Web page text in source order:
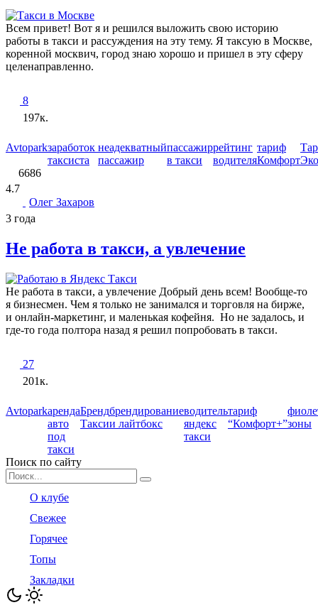
Всем привет! Вот я и решился выложить свою историю
работы в такси и рассуждения на эту тему. Я таксую в Москве,
коренной москвич, город знаю хорошо и пришел в эту сферу
целенаправленно.
8
197к.
Avtoparkзаработок
таксиста
неадекватный
пассажир
пассажир
в такси
рейтинг
водителя
тариф
Комфорт
6686
4.7
Олег Захаров
3 года
Не работа в такси, а увлечение
Не работа в такси, а увлечение Добрый день всем! Вообще-то
я бизнесмен. Чем я только не занимался и торговля на бирже,
и онлайн-маркетинг, и маленькая кофейня. Но не задалось, и
где-то года полтора назад я решил попробовать в такси.
27
201к.
Avtoparkаренда
авто
под
такси
Бренд
Такси
брендирование
и лайтбокс
водитель
яндекс
такси
тариф
“Комфорт+”зоны
Поиск по сайту
Search
for:
О клубе
Свежее
Горячее
Топы
Закладки